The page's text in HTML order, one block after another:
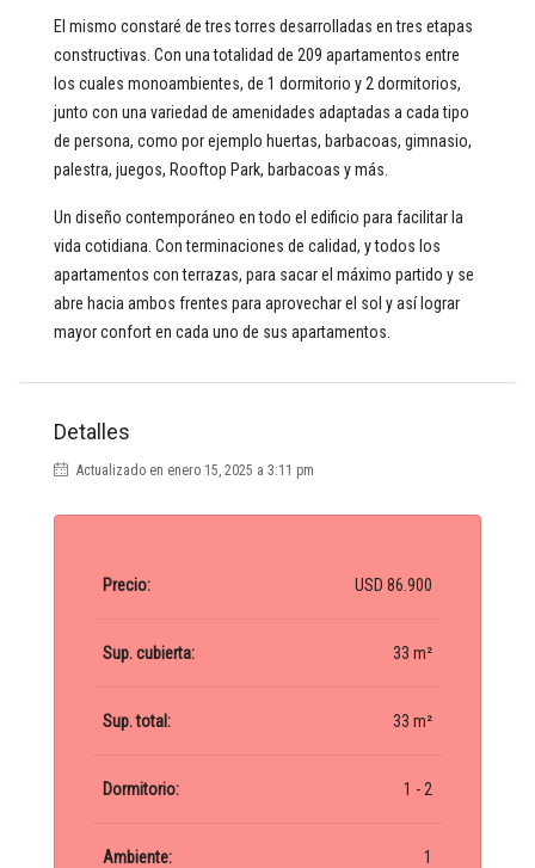
El mismo constaré de tres torres desarrolladas en tres etapas
constructivas. Con una totalidad de 209 apartamentos entre
los cuales monoambientes, de 1 dormitorio y 2 dormitorios,
junto con una variedad de amenidades adaptadas a cada tipo
de persona, como por ejemplo huertas, barbacoas, gimnasio,
palestra, juegos, Rooftop Park, barbacoas y más.
Un diseño contemporáneo en todo el edificio para facilitar la
vida cotidiana. Con terminaciones de calidad, y todos los
apartamentos con terrazas, para sacar el máximo partido y se
abre hacia ambos frentes para aprovechar el sol y así lograr
mayor confort en cada uno de sus apartamentos.
Detalles
Actualizado en enero 15, 2025 a 3:11 pm
Precio: USD 86.900
Sup. cubierta: 33 m²
Sup. total: 33 m²
Dormitorio: 1 - 2
Ambiente: 1